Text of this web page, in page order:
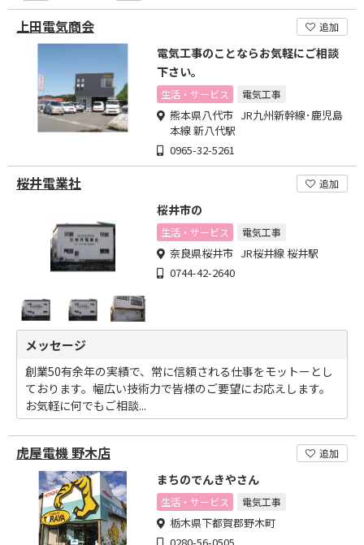
上田電気商会 追加
電気工事のことならお気軽にご相談
下さい。
生活・サービス 電気工事
熊本県八代市 JR九州新幹線･鹿児島
本線 新八代駅
0965-32-5261
桜井電業社 追加
桜井市の
生活・サービス 電気工事
奈良県桜井市 JR桜井線 桜井駅
0744-42-2640
メッセージ
創業50有余年の実績で、常に信頼される仕事をモットーとし
ております。幅広い技術力で皆様のご要望にお応えします。
お気軽に何でもご相談...
虎屋電機 野木店 追加
まちのでんきやさん
生活・サービス 電気工事
栃木県下都賀郡野木町